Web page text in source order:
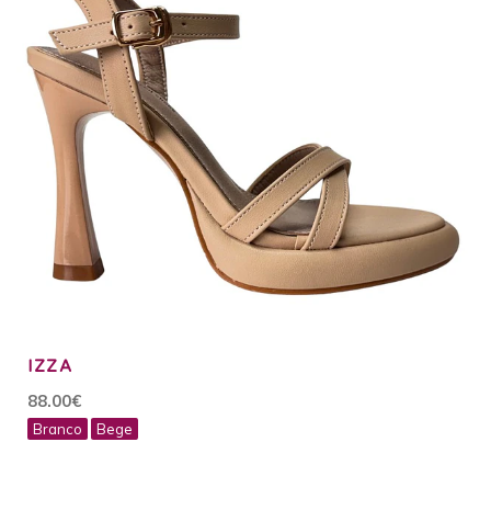
IZZA
88.00€
Branco Bege